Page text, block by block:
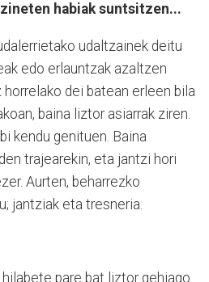
habiak suntsitzen...
udaltzainek deitu
edo erlauntzak azaltzen
horrelako dei batean erleen bila
baina liztor asiarrak ziren.
kendu genituen. Baina
trajearekin, eta jantzi hori
Aurten, beharrezko
jantziak eta tresneria.
hilabete pare bat liztor gehiago